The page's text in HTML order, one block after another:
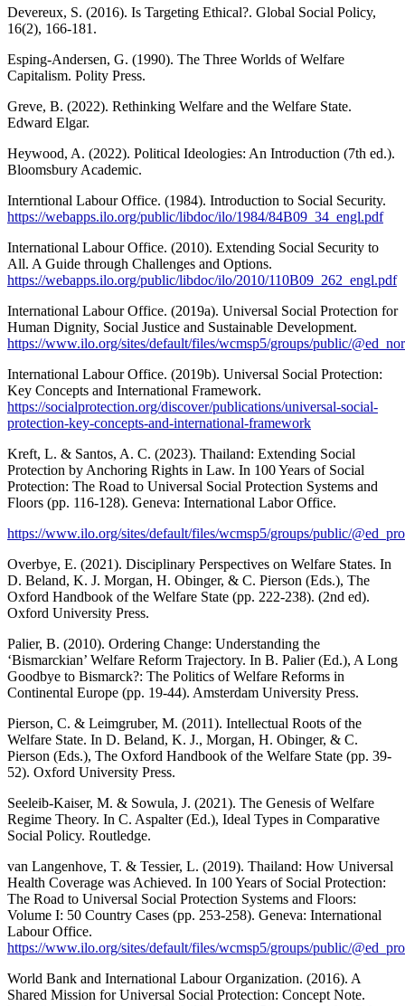
Devereux, S. (2016). Is Targeting Ethical?. Global Social Policy,
16(2), 166-181.
Esping-Andersen, G. (1990). The Three Worlds of Welfare
Capitalism. Polity Press.
Greve, B. (2022). Rethinking Welfare and the Welfare State.
Edward Elgar.
Heywood, A. (2022). Political Ideologies: An Introduction (7th ed.).
Bloomsbury Academic.
Interntional Labour Office. (1984). Introduction to Social Security.
https://webapps.ilo.org/public/libdoc/ilo/1984/84B09_34_engl.pdf
International Labour Office. (2010). Extending Social Security to
All. A Guide through Challenges and Options.
https://webapps.ilo.org/public/libdoc/ilo/2010/110B09_262_engl.pdf
International Labour Office. (2019a). Universal Social Protection for
Human Dignity, Social Justice and Sustainable Development.
https://www.ilo.org/sites/default/files/wcmsp5/groups/public/
International Labour Office. (2019b). Universal Social Protection:
Key Concepts and International Framework.
https://socialprotection.org/discover/publications/universal-social-
protection-key-concepts-and-international-framework
Kreft, L. & Santos, A. C. (2023). Thailand: Extending Social
Protection by Anchoring Rights in Law. In 100 Years of Social
Protection: The Road to Universal Social Protection Systems and
Floors (pp. 116-128). Geneva: International Labor Office.
https://www.ilo.org/sites/default/files/wcmsp5/groups/public/
Overbye, E. (2021). Disciplinary Perspectives on Welfare States. In
D. Beland, K. J. Morgan, H. Obinger, & C. Pierson (Eds.), The
Oxford Handbook of the Welfare State (pp. 222-238). (2nd ed).
Oxford University Press.
Palier, B. (2010). Ordering Change: Understanding the
‘Bismarckian’ Welfare Reform Trajectory. In B. Palier (Ed.), A Long
Goodbye to Bismarck?: The Politics of Welfare Reforms in
Continental Europe (pp. 19-44). Amsterdam University Press.
Pierson, C. & Leimgruber, M. (2011). Intellectual Roots of the
Welfare State. In D. Beland, K. J., Morgan, H. Obinger, & C.
Pierson (Eds.), The Oxford Handbook of the Welfare State (pp. 39-
52). Oxford University Press.
Seeleib-Kaiser, M. & Sowula, J. (2021). The Genesis of Welfare
Regime Theory. In C. Aspalter (Ed.), Ideal Types in Comparative
Social Policy. Routledge.
van Langenhove, T. & Tessier, L. (2019). Thailand: How Universal
Health Coverage was Achieved. In 100 Years of Social Protection:
The Road to Universal Social Protection Systems and Floors:
Volume I: 50 Country Cases (pp. 253-258). Geneva: International
Labour Office.
https://www.ilo.org/sites/default/files/wcmsp5/groups/public/
World Bank and International Labour Organization. (2016). A
Shared Mission for Universal Social Protection: Concept Note.